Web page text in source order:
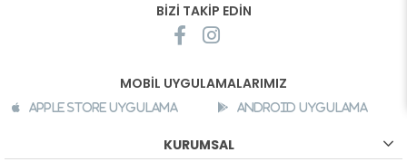
BİZİ TAKİP EDİN
MOBİL UYGULAMALARIMIZ
Apple Store Uygulama Android Uygulama
KURUMSAL